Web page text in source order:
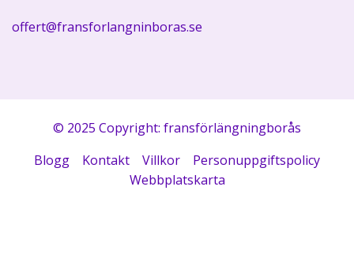
offert@fransforlangninboras.se
© 2025 Copyright: fransförlängningborås
Blogg
Kontakt Villkor
Personuppgiftspolicy
Webbplatskarta